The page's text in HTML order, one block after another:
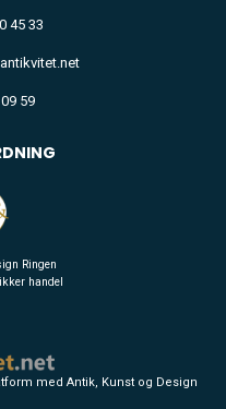
45 33
59
Ringen
handel
med Antik, Kunst og Design